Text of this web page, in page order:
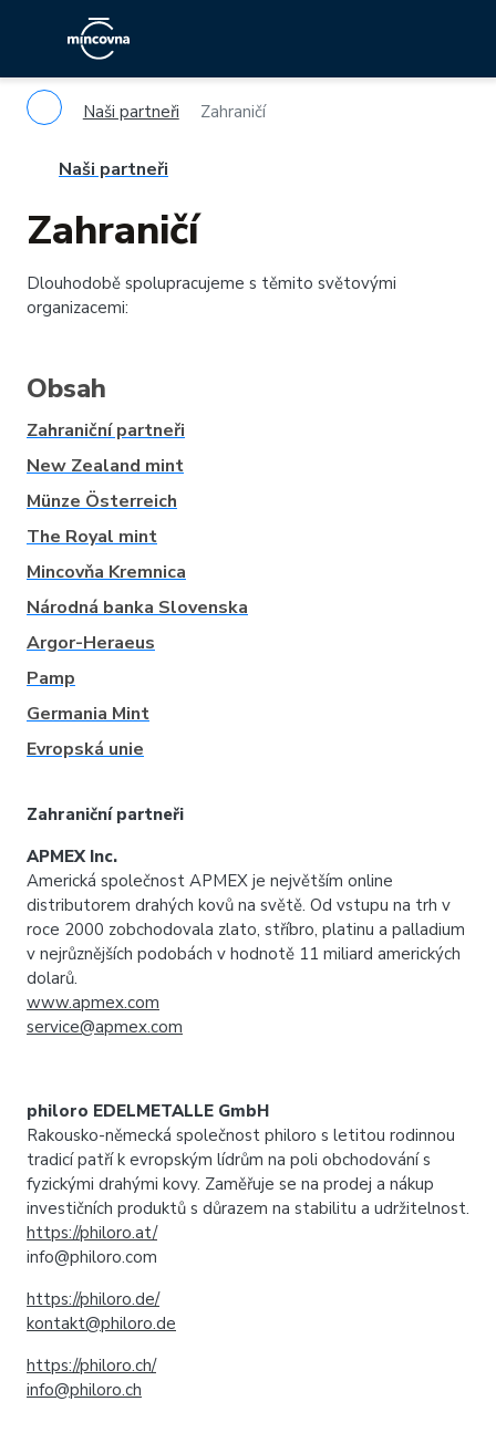
Naši partneři Zahraničí
Naši partneři
Zahraničí
Dlouhodobě spolupracujeme s těmito světovými
organizacemi:
Obsah
Zahraniční partneři
New Zealand mint
Münze Österreich
The Royal mint
Mincovňa Kremnica
Národná banka Slovenska
Argor-Heraeus
Pamp
Germania Mint
Evropská unie
Zahraniční partneři
APMEX Inc.
Americká společnost APMEX je největším online
distributorem drahých kovů na světě. Od vstupu na trh v
roce 2000 zobchodovala zlato, stříbro, platinu a palladium
v nejrůznějších podobách v hodnotě 11 miliard amerických
dolarů.
www.apmex.com
service@apmex.com
philoro EDELMETALLE GmbH
Rakousko-německá společnost philoro s letitou rodinnou
tradicí patří k evropským lídrům na poli obchodování s
fyzickými drahými kovy. Zaměřuje se na prodej a nákup
investičních produktů s důrazem na stabilitu a udržitelnost.
https://philoro.at/
info@philoro.com
https://philoro.de/
kontakt@philoro.de
https://philoro.ch/
info@philoro.ch